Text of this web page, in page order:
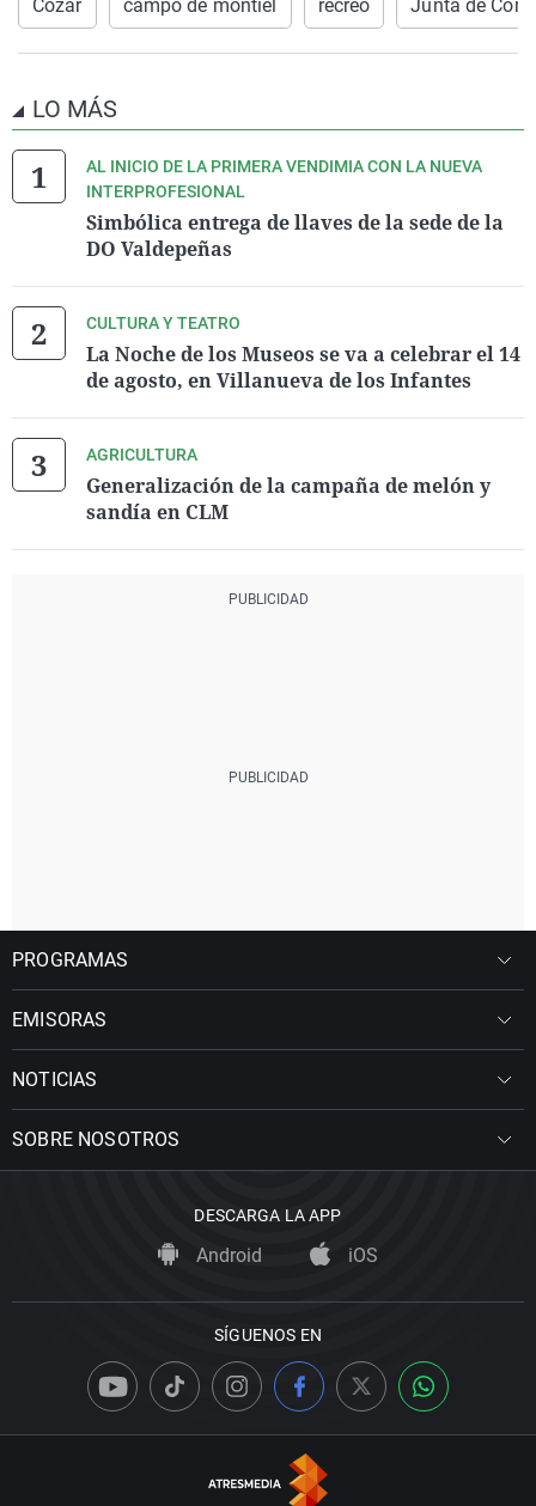
Cózar campo de montiel recreo Junta de
LO MÁS
AL INICIO DE LA PRIMERA VENDIMIA CON LA NUEVA
INTERPROFESIONAL
Simbólica entrega de llaves de la sede de la
DO Valdepeñas
CULTURA Y TEATRO
La Noche de los Museos se va a celebrar el 14
de agosto, en Villanueva de los Infantes
AGRICULTURA
Generalización de la campaña de melón y
sandía en CLM
PROGRAMAS
EMISORAS
NOTICIAS
SOBRE NOSOTROS
DESCARGA LA APP
Android iOS
SÍGUENOS EN